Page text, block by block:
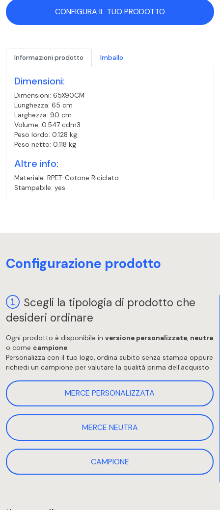
CONFIGURA IL TUO PRODOTTO
Informazioni prodotto Imballo
Dimensioni:
Dimensioni: 65X90CM
Lunghezza: 65 cm
Larghezza: 90 cm
Volume: 0.547 cdm3
Peso lordo: 0.128 kg
Peso netto: 0.118 kg
Altre info:
Materiale: RPET-Cotone Riciclato
Stampabile: yes
Configurazione prodotto
Scegli la tipologia di prodotto che
desideri ordinare
Ogni prodotto è disponibile in versione personalizzata, neutra
o come campione.
Personalizza con il tuo logo, ordina subito senza stampa oppure
richiedi un campione per valutare la qualità prima dell’acquisto
MERCE PERSONALIZZATA
MERCE NEUTRA
CAMPIONE